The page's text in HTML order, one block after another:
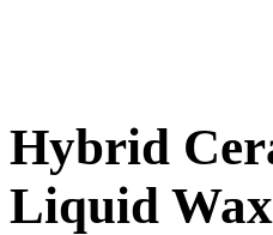
Hybrid
Liquid